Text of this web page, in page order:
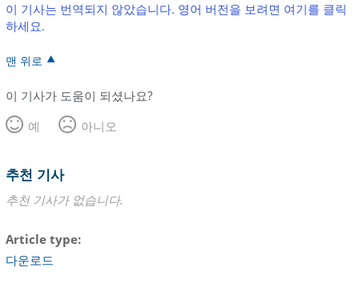
이 기사는 번역되지 않았습니다. 영어 버전을 보려면 여기를 클릭
하세요.
맨 위로
이 기사가 도움이 되셨나요?
예
아니오
추천 기사
추천 기사가 없습니다.
Article type
다운로드